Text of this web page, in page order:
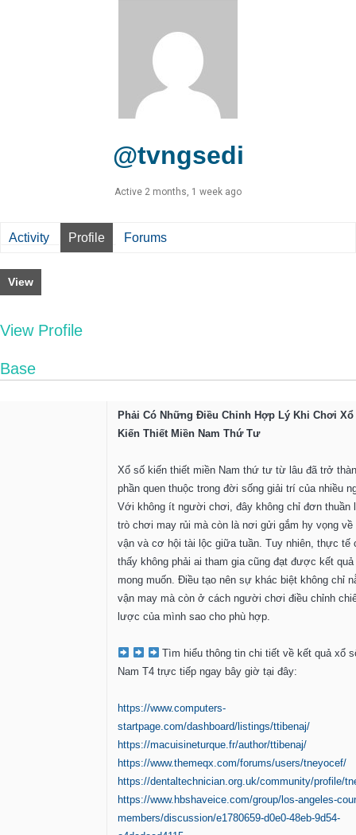
@tvngsedi
Active 2 months, 1 week ago
Activity Profile Forums
View
View Profile
Base
Phải Có Những Điều Chỉnh Hợp Lý Khi Chơi Xổ
Kiến Thiết Miền Nam Thứ Tư
Xổ số kiến thiết miền Nam thứ tư từ lâu đã trở
phần quen thuộc trong đời sống giải trí của nhiều
Với không ít người chơi, đây không chỉ đơn thuần
trò chơi may rủi mà còn là nơi gửi gắm hy vọng
vận và cơ hội tài lộc giữa tuần. Tuy nhiên, thực tế
thấy không phải ai tham gia cũng đạt được kết
mong muốn. Điều tạo nên sự khác biệt không chỉ
vận may mà còn ở cách người chơi điều chỉnh
lược của mình sao cho phù hợp.
Tìm hiểu thông tin chi tiết về kết quả xổ
Nam T4 trực tiếp ngay bây giờ tại đây:
https://www.computers-
startpage.com/dashboard/listings/ttibenaj/
https://macuisineturque.fr/author/ttibenaj/
https://www.themeqx.com/forums/users/tneyocef/
https://dentaltechnician.org.uk/community/profile/
https://www.hbshaveice.com/group/los-angeles-
members/discussion/e1780659-d0e0-48eb-9d54-